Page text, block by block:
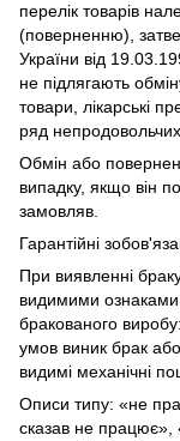
перелік товарів
(поверненню),
України від
не підлягають
товари, лікарські
ряд непродовольчих
Обмін або
випадку, якщо він
замовляв.
Гарантійні
При виявленні
видимими ознаками
бракованого
умов виник брак
видимі механічні
Описи типу: «не
сказав не працює»,